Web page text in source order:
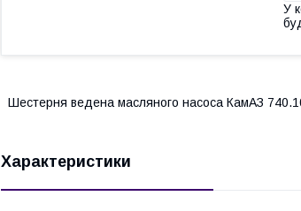
У
Шестерня ведена масляного насоса КамАЗ
Характеристики